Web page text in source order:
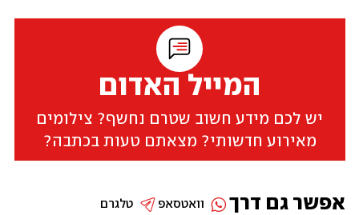
המייל האדום
יש לכם מידע חשוב שטרם נחשף? צילומים
מאירוע חדשותי? מצאתם טעות בכתבה?
אפשר גם דרך טלגרם וואטסאפ